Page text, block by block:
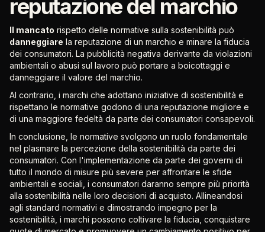
reputazione del marchio
Il mancato rispetto delle normative sulla sostenibilità può
danneggiare la reputazione di un marchio e minare la fiducia
dei consumatori. La pubblicità negativa derivante da violazioni
ambientali o abusi sul lavoro può portare a boicottaggi e
danneggiare il valore del marchio.
Al contrario, i marchi che adottano iniziative di sostenibilità e
rispettano le normative godono di una reputazione migliore e
di una maggiore fedeltà da parte dei consumatori consapevoli.
In conclusione, le normative svolgono un ruolo fondamentale
nel plasmare la percezione della sostenibilità da parte dei
consumatori. Con l'implementazione da parte dei governi di
tutto il mondo di misure più severe per affrontare le sfide
ambientali e sociali, i consumatori daranno sempre più priorità
alla sostenibilità nelle loro decisioni di acquisto. Allineandosi
agli standard normativi e dimostrando impegno per la
sostenibilità, i marchi possono coltivare la fiducia, conquistare